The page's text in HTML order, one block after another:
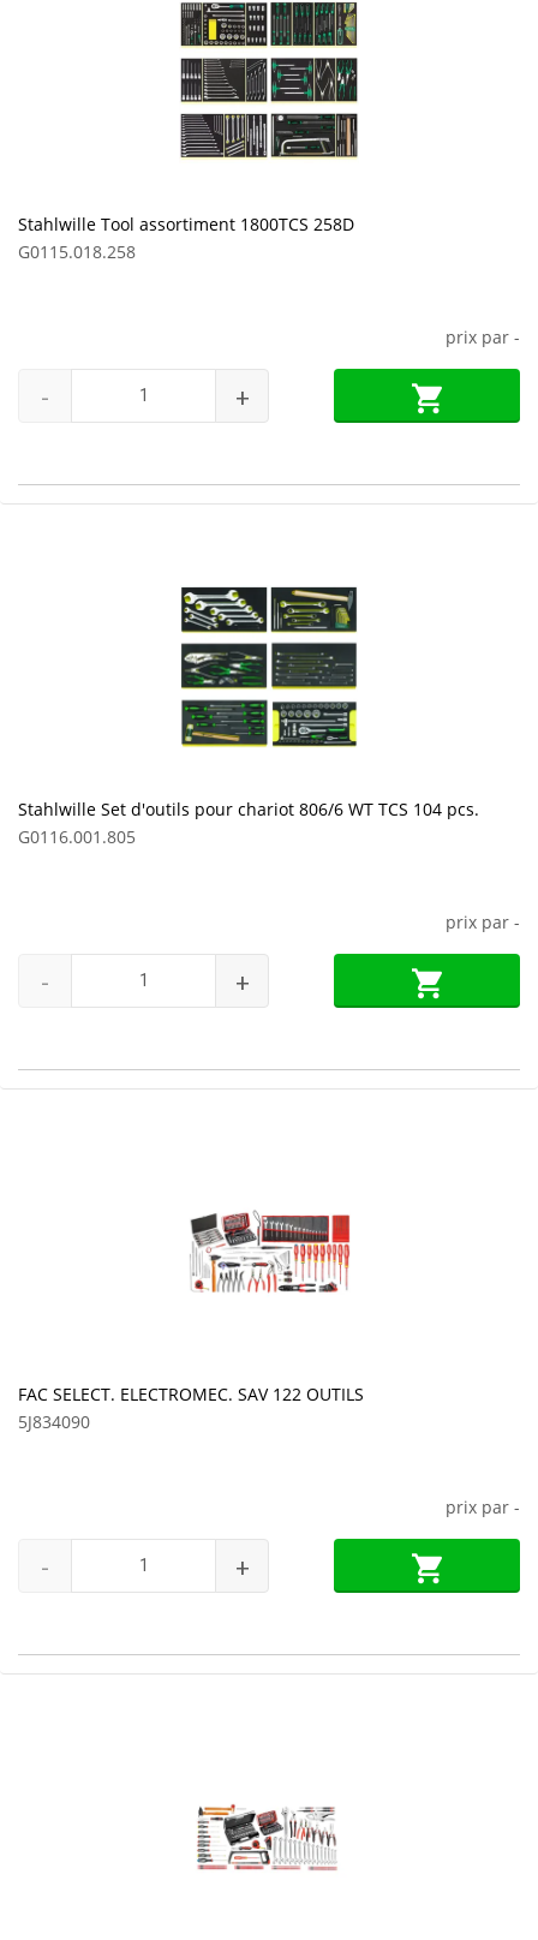
Stahlwille Tool assortiment 1800TCS 258D
G0115.018.258
prix par -
- +
Stahlwille Set d'outils pour chariot 806/6 WT TCS 104 pcs.
G0116.001.805
prix par -
- +
FAC SELECT. ELECTROMEC. SAV 122 OUTILS
5J834090
prix par -
- +